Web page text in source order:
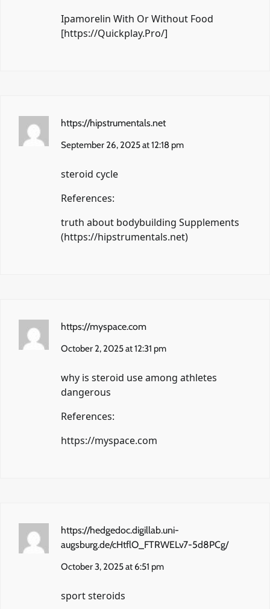
Ipamorelin With Or Without Food
[https://Quickplay.Pro/]
https://hipstrumentals.net
September 26, 2025 at 12:18 pm
steroid cycle
References:
truth about bodybuilding Supplements
(https://hipstrumentals.net)
https://myspace.com
October 2, 2025 at 12:31 pm
why is steroid use among athletes
dangerous
References:
https://myspace.com
https://hedgedoc.digillab.uni-
augsburg.de/cHtflO_FTRWELv7-5d8PCg/
October 3, 2025 at 6:51 pm
sport steroids